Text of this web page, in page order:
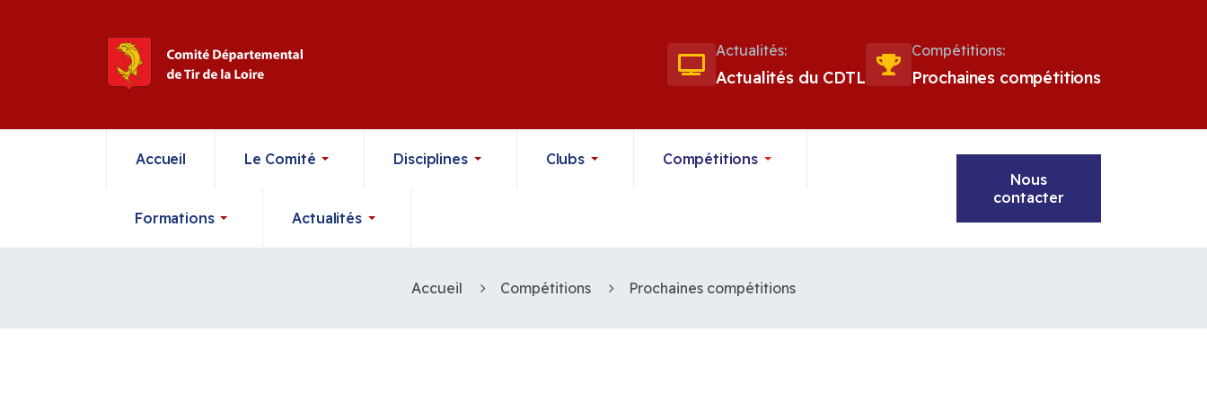
Actualités:
Actualités du CDTL
Compétitions:
Prochaines compétitions
Accueil Le Comité Disciplines Clubs Compétitions
Formations Actualités
Nous
contacter
Accueil Compétitions Prochaines compétitions